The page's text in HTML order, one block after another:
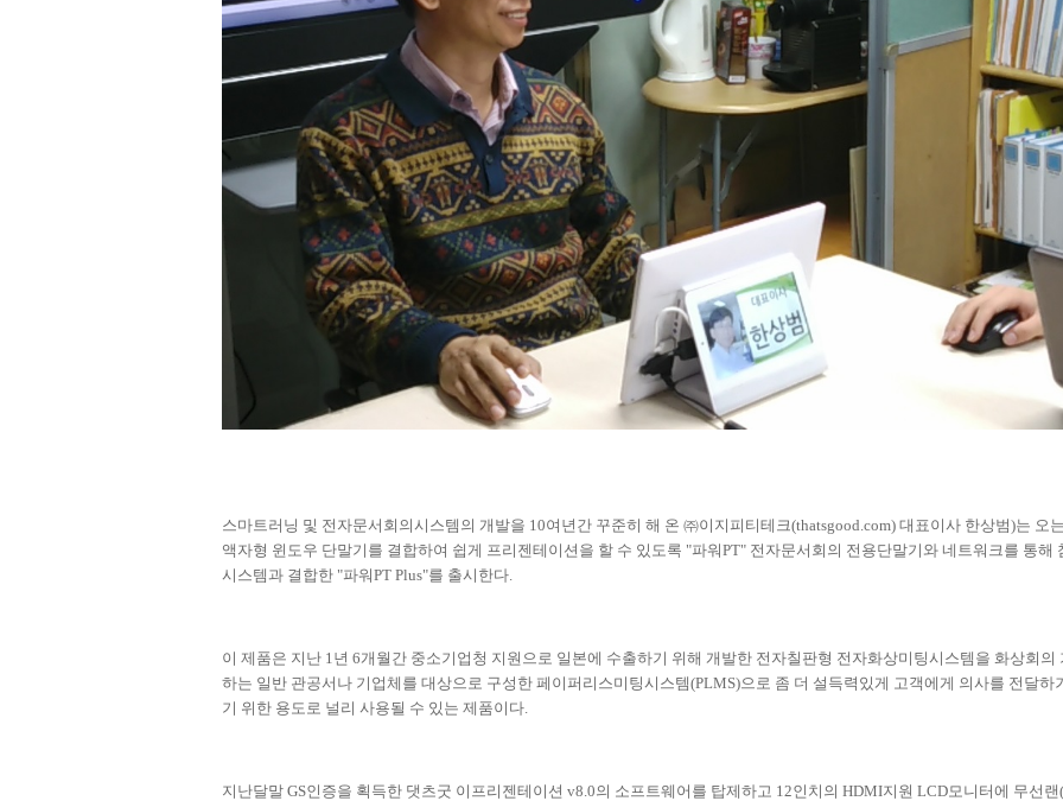
스마트러닝 및 전자문서회의시스템의 개발을 10여년간 꾸준히 해 온 ㈜이지피티테크(thatsgood.com) 대표이사 한상범)는 오
액자형 윈도우 단말기를 결합하여 쉽게 프리젠테이션을 할 수 있도록 "파워PT" 전자문서회의 전용단말기와 네트워크를 통
시스템과 결합한 "파워PT Plus"를 출시한다
이 제품은 지난 1 년 6개월간 중소기업청 지원으로 일본에 수출하기 위해 개발한 전자칠판형 전자화상미팅시스템을 화상회
하는 일반 관공서나 기업체를 대상으로 구성한 페이퍼리스미팅시스템(PLMS)으로 좀 더 설득력있게 고객에게 의사를 전달
기 위한 용도로 널리 사용될 수 있는 제품이다
지난달말 GS인증을 획득한 댓츠굿 이프리젠테이션 v8.0의 소프트웨어를 탑제하고 12인치의 HDMI지원 LCD모니터에 무선랜(